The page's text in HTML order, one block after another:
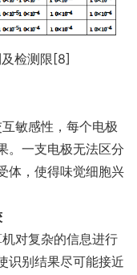
检测限[8]
敏感性，每个电极
。一支电极无法区分
体，使得味觉细胞兴
对复杂的信息进行
识别结果尽可能接近